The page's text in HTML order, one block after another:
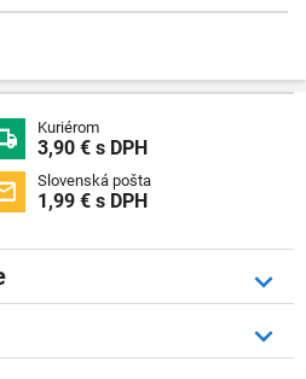
Kuriérom
3,90 € s DPH
Slovenská pošta
1,99 € s DPH